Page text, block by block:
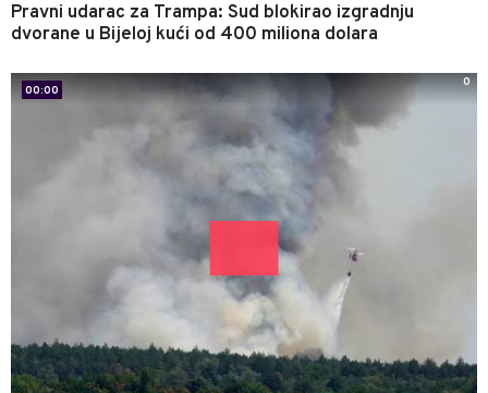
Pravni udarac za Trampa: Sud blokirao izgradnju
dvorane u Bijeloj kući od 400 miliona dolara
00:00
0